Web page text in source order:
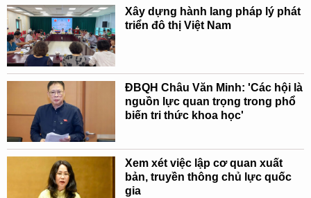
Xây dựng hành lang pháp lý phát
triển đô thị Việt Nam
ĐBQH Châu Văn Minh: 'Các hội là
nguồn lực quan trọng trong phổ
biến tri thức khoa học'
Xem xét việc lập cơ quan xuất
bản, truyền thông chủ lực quốc
gia